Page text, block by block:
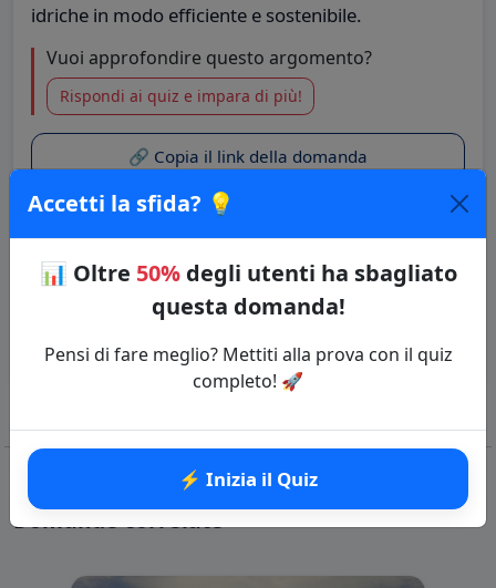
Accetti la sfida? 💡
📊 Oltre 50%degli utenti ha sbagliato
questa domanda!
Pensi di fare meglio? Mettiti alla prova con il quiz
completo! 🚀
⚡ Inizia il Quiz
idriche in modo efficiente e sostenibile.
Vuoi approfondire questo argomento?
Rispondi ai quiz e impara di più!
🔗 Copia il link della domanda
Categoria: Geografia
⚡ Inizia il Quiz
Domande correlate